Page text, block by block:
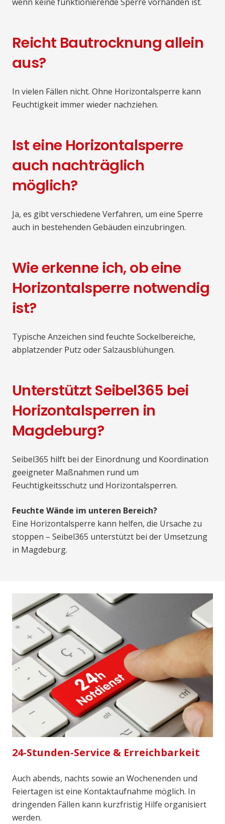
Reicht Bautrocknung allein
aus?
In vielen Fällen nicht. Ohne Horizontalsperre kann
Feuchtigkeit immer wieder nachziehen.
Ist eine Horizontalsperre
auch nachträglich
möglich?
Ja, es gibt verschiedene Verfahren, um eine Sperre
auch in bestehenden Gebäuden einzubringen.
Wie erkenne ich, ob eine
Horizontalsperre notwendig
ist?
Typische Anzeichen sind feuchte Sockelbereiche,
abplatzender Putz oder Salzausblühungen.
Unterstützt Seibel365 bei
Horizontalsperren in
Magdeburg?
Seibel365 hilft bei der Einordnung und Koordination
geeigneter Maßnahmen rund um
Feuchtigkeitsschutz und Horizontalsperren.
Feuchte Wände im unteren Bereich?
Eine Horizontalsperre kann helfen, die Ursache zu
stoppen – Seibel365 unterstützt bei der Umsetzung
in Magdeburg.
24-Stunden-Service & Erreichbarkeit
Auch abends, nachts sowie an Wochenenden und
Feiertagen ist eine Kontaktaufnahme möglich. In
dringenden Fällen kann kurzfristig Hilfe organisiert
werden.